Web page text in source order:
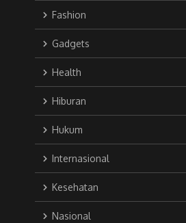
Fashion
Gadgets
Health
Hiburan
Hukum
Internasional
Kesehatan
Nasional